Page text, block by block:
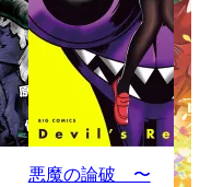
悪魔の論破 〜